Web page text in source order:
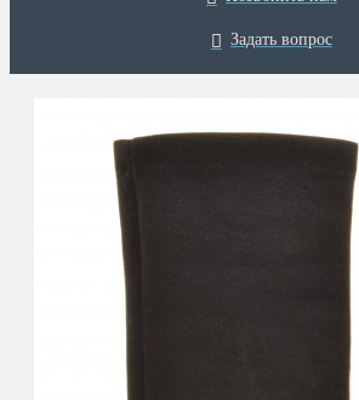
Задать вопрос